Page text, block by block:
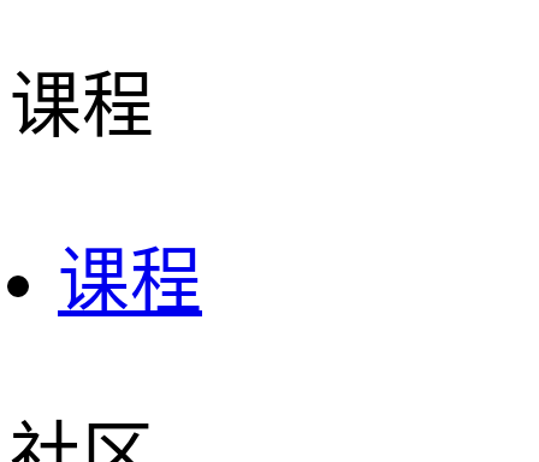
课程
课程